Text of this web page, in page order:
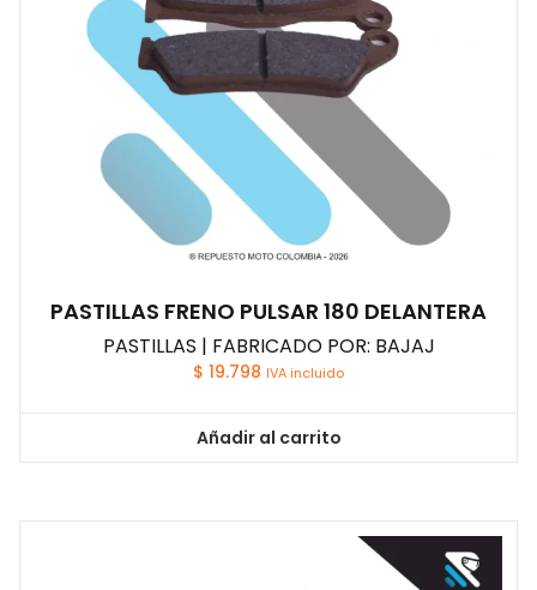
PASTILLAS FRENO PULSAR 180 DELANTERA
PASTILLAS | FABRICADO POR: BAJAJ
$ 19.798 IVA incluido
Añadir al carrito